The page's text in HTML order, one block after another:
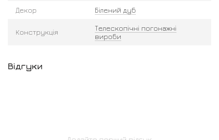
Декор Білений дуб
Конструкція
Телескопічні погонажні
вироби
Відгуки